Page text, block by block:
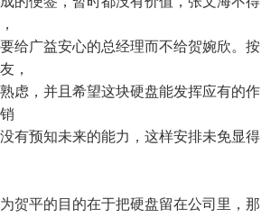
给广益安心的总经理而不给贺婉欣。按
，
虑，并且希望这块硬盘能发挥应有的作
有预知未来的能力，这样安排未免显得
平的目的在于把硬盘留在公司里，那